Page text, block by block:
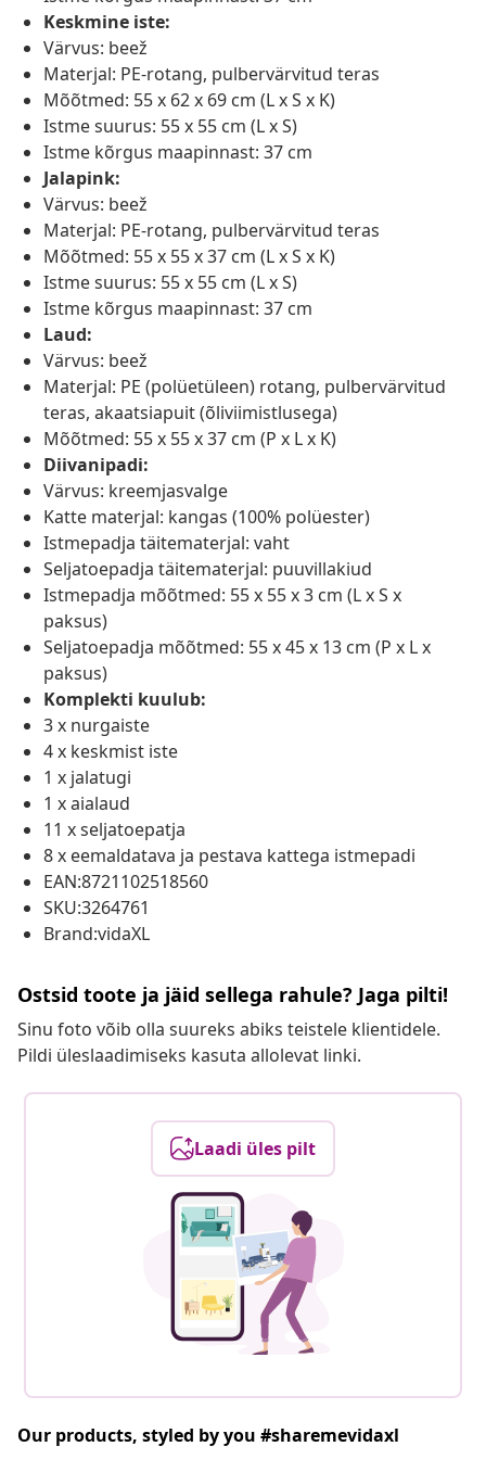
Keskmine iste:
Värvus: beež
Materjal: PE-rotang, pulbervärvitud teras
Mõõtmed: 55 x 62 x 69 cm (L x S x K)
Istme suurus: 55 x 55 cm (L x S)
Istme kõrgus maapinnast: 37 cm
Jalapink:
Värvus: beež
Materjal: PE-rotang, pulbervärvitud teras
Mõõtmed: 55 x 55 x 37 cm (L x S x K)
Istme suurus: 55 x 55 cm (L x S)
Istme kõrgus maapinnast: 37 cm
Laud:
Värvus: beež
Materjal: PE (polüetüleen) rotang, pulbervärvitud
teras, akaatsiapuit (õliviimistlusega)
Mõõtmed: 55 x 55 x 37 cm (P x L x K)
Diivanipadi:
Värvus: kreemjasvalge
Katte materjal: kangas (100% polüester)
Istmepadja täitematerjal: vaht
Seljatoepadja täitematerjal: puuvillakiud
Istmepadja mõõtmed: 55 x 55 x 3 cm (L x S x
paksus)
Seljatoepadja mõõtmed: 55 x 45 x 13 cm (P x L x
paksus)
Komplekti kuulub:
3 x nurgaiste
4 x keskmist iste
1 x jalatugi
1 x aialaud
11 x seljatoepatja
8 x eemaldatava ja pestava kattega istmepadi
EAN:8721102518560
SKU:3264761
Brand:vidaXL
Ostsid toote ja jäid sellega rahule? Jaga pilti!
Sinu foto võib olla suureks abiks teistele klientidele.
Pildi üleslaadimiseks kasuta allolevat linki.
Laadi üles pilt
Our products, styled by you #sharemevidaxl